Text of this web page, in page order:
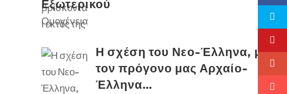
Εξωτερικού
Ομογένεια
Η σχέση του Νεο-Έλληνα, με
τον πρόγονο μας Αρχαίο-
Έλληνα…